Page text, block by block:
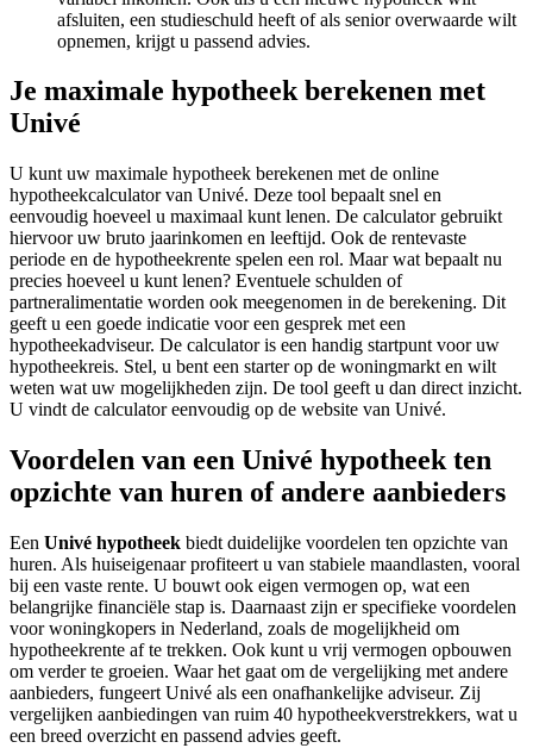
afsluiten, een studieschuld heeft of als senior overwaarde wilt
opnemen, krijgt u passend advies.
Je maximale hypotheek berekenen met
Univé
U kunt uw maximale hypotheek berekenen met de online
hypotheekcalculator van Univé. Deze tool bepaalt snel en
eenvoudig hoeveel u maximaal kunt lenen. De calculator gebruikt
hiervoor uw bruto jaarinkomen en leeftijd. Ook de rentevaste
periode en de hypotheekrente spelen een rol. Maar wat bepaalt nu
precies hoeveel u kunt lenen? Eventuele schulden of
partneralimentatie worden ook meegenomen in de berekening. Dit
geeft u een goede indicatie voor een gesprek met een
hypotheekadviseur. De calculator is een handig startpunt voor uw
hypotheekreis. Stel, u bent een starter op de woningmarkt en wilt
weten wat uw mogelijkheden zijn. De tool geeft u dan direct inzicht.
U vindt de calculator eenvoudig op de website van Univé.
Voordelen van een Univé hypotheek ten
opzichte van huren of andere aanbieders
Een Univé hypotheek biedt duidelijke voordelen ten opzichte van
huren. Als huiseigenaar profiteert u van stabiele maandlasten, vooral
bij een vaste rente. U bouwt ook eigen vermogen op, wat een
belangrijke financiële stap is. Daarnaast zijn er specifieke voordelen
voor woningkopers in Nederland, zoals de mogelijkheid om
hypotheekrente af te trekken. Ook kunt u vrij vermogen opbouwen
om verder te groeien. Waar het gaat om de vergelijking met andere
aanbieders, fungeert Univé als een onafhankelijke adviseur. Zij
vergelijken aanbiedingen van ruim 40 hypotheekverstrekkers, wat u
een breed overzicht en passend advies geeft.